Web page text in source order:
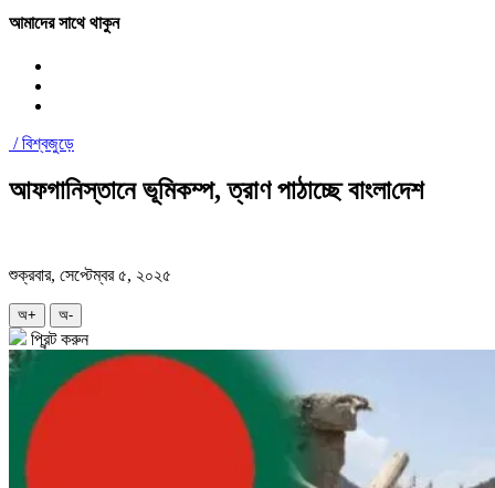
আমাদের সাথে থাকুন
/বিশ্বজুড়ে
আফগানিস্তানে ভূমিকম্প, ত্রাণ পাঠাচ্ছে বাংলা‌দেশ
শুক্রবার, সেপ্টেম্বর ৫, ২০২৫
অ+ অ-
প্রিন্ট করুন